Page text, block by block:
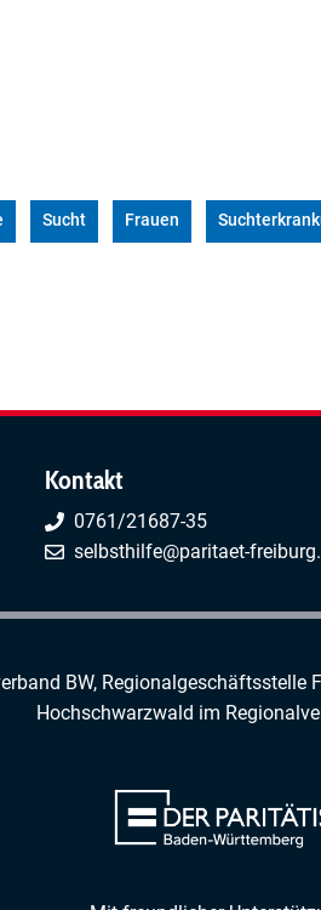
Sucht Frauen
Kontakt
0761/21687-35
selbsthilfe@paritaet-
BW, Regionalgeschäftsstelle
Hochschwarzwald im